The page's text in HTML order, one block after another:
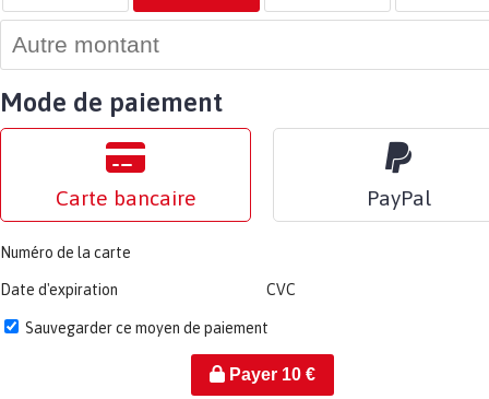
Mode de paiement
Carte bancaire PayPal
Numéro de la carte
Date d'expiration CVC
Sauvegarder ce moyen de paiement
Payer 10€